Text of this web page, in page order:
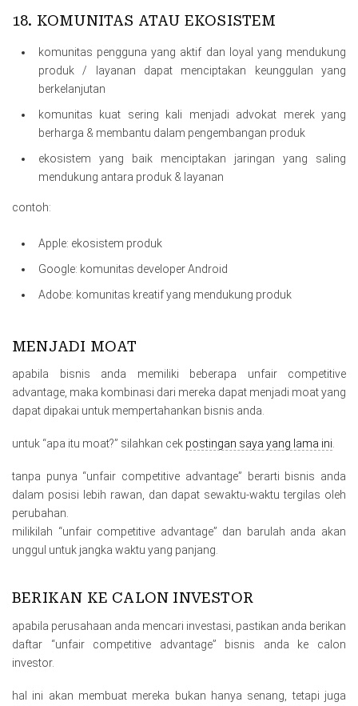
18. KOMUNITAS ATAU EKOSISTEM
komunitas pengguna yang aktif dan loyal yang mendukung
produk / layanan dapat menciptakan keunggulan yang
berkelanjutan
komunitas kuat sering kali menjadi advokat merek yang
berharga & membantu dalam pengembangan produk
ekosistem yang baik menciptakan jaringan yang saling
mendukung antara produk & layanan
contoh:
Apple: ekosistem produk
Google: komunitas developer Android
Adobe: komunitas kreatif yang mendukung produk
MENJADI MOAT
apabila bisnis anda memiliki beberapa unfair competitive
advantage, maka kombinasi dari mereka dapat menjadi moat yang
dapat dipakai untuk mempertahankan bisnis anda.
untuk “apa itu moat?” silahkan cek postingan saya yang lama ini.
tanpa punya “unfair competitive advantage” berarti bisnis anda
dalam posisi lebih rawan, dan dapat sewaktu-waktu tergilas oleh
perubahan.
milikilah “unfair competitive advantage” dan barulah anda akan
unggul untuk jangka waktu yang panjang.
BERIKAN KE CALON INVESTOR
apabila perusahaan anda mencari investasi, pastikan anda berikan
daftar “unfair competitive advantage” bisnis anda ke calon
investor.
hal ini akan membuat mereka bukan hanya senang, tetapi juga